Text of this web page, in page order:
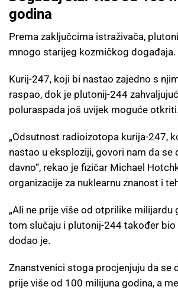
godina
Prema zaključcima istraživača,
mnogo starijeg kozmičkog događaja.
Kurij-247, koji bi nastao zajedno s
raspao, dok je plutonij-244
poluraspada još uvijek moguće otkriti.
„Odsutnost radioizotopa kurija-247,
nastao u eksploziji, govori nam da se
davno“, rekao je fizičar Michael
organizacije za nuklearnu znanost i
„Ali ne prije više od otprilike milijardu
tom slučaju i plutonij-244 također bio
dodao je.
Znanstvenici stoga procjenjuju da se
prije više od 100 milijuna godina, a